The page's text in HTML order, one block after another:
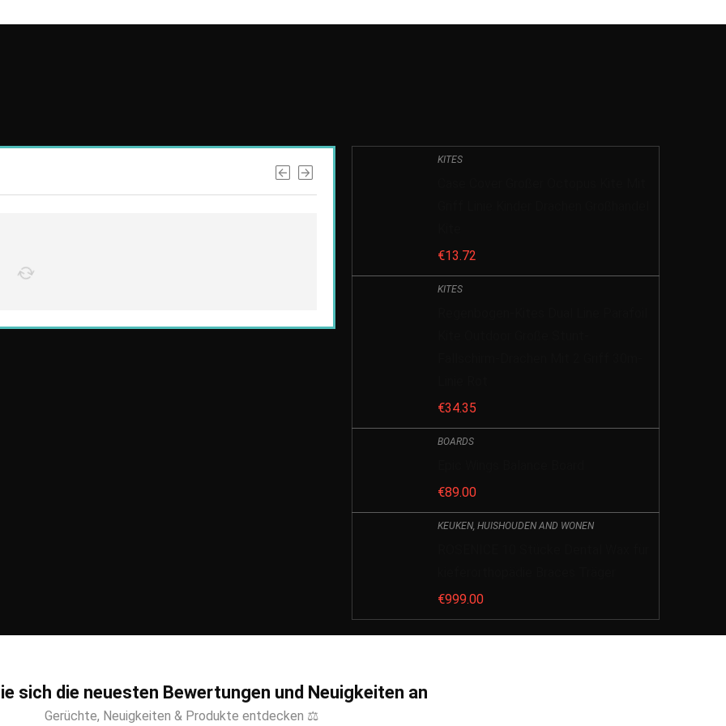
KITES
€13.72
KITES
€34.35
BOARDS
€89.00
KEUKEN, HUISHOUDEN AND WONEN
€999.00
sich die neuesten Bewertungen und Neuigkeiten an
Gerüchte, Neuigkeiten & Produkte entdecken ⚖